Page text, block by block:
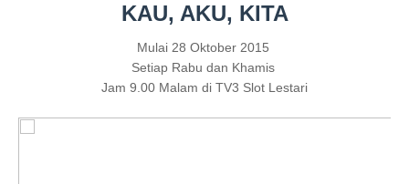
KAU, AKU, KITA
Mulai 28 Oktober 2015
Setiap Rabu dan Khamis
Jam 9.00 Malam di TV3 Slot Lestari